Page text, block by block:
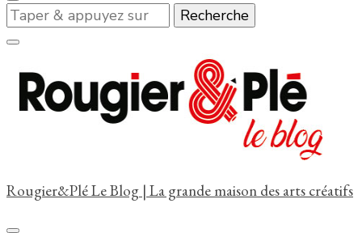
Vous
recherchiez
quelque
chose
Rougier&Plé Le Blog | La grande maison des arts créatifs